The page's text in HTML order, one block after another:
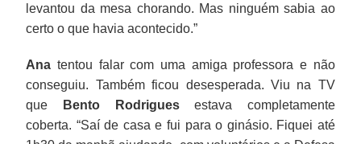
levantou da mesa chorando. Mas ninguém sabia ao
certo o que havia acontecido.”
Ana tentou falar com uma amiga professora e não
conseguiu. Também ficou desesperada. Viu na TV
que Bento Rodriguesestava completamente
coberta. “Saí de casa e fui para o ginásio. Fiquei até